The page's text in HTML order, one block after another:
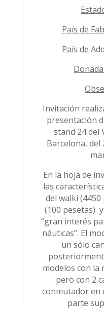
País de
País de
Invitación
presentación
stand 24 del
Barcelona, del
En la hoja de
las
del walki
(100 pesetas)
“gran interés
náuticas”. El
un sólo
modelos con la
pero con 2
conmutador en
parte